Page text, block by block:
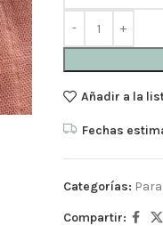
Añadir a la
Fechas
Categorías:
Compartir: